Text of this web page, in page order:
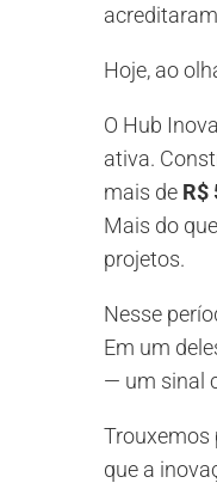
Hoje, ao
O Hub
ativa.
mais de R$
Mais do
projetos.
Nesse
Em um
— um sinal
Trouxemos
que a